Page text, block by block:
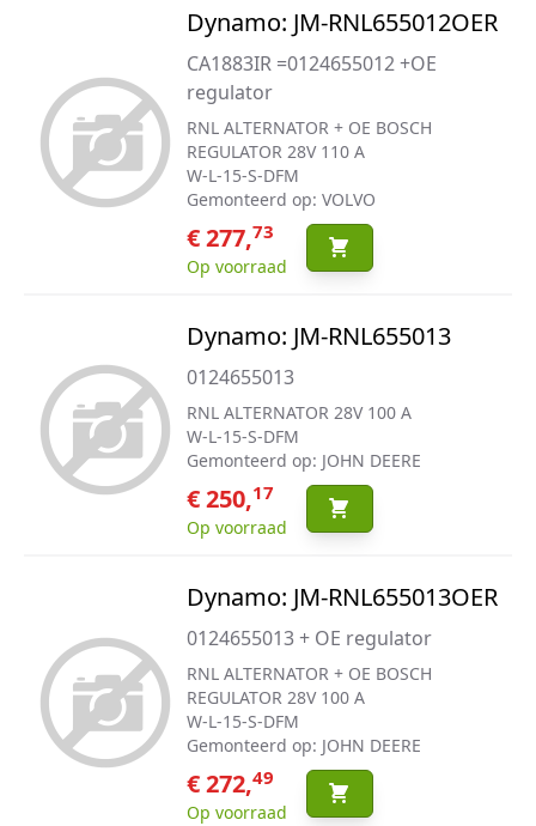
Dynamo: JM-RNL655012OER
CA1883IR =0124655012 +OE
regulator
RNL ALTERNATOR + OE BOSCH
REGULATOR 28V 110 A
W-L-15-S-DFM
Gemonteerd op: VOLVO
€ 277,73
Op voorraad
Dynamo: JM-RNL655013
0124655013
RNL ALTERNATOR 28V 100 A
W-L-15-S-DFM
Gemonteerd op: JOHN DEERE
€ 250,17
Op voorraad
Dynamo: JM-RNL655013OER
0124655013 + OE regulator
RNL ALTERNATOR + OE BOSCH
REGULATOR 28V 100 A
W-L-15-S-DFM
Gemonteerd op: JOHN DEERE
€ 272,49
Op voorraad